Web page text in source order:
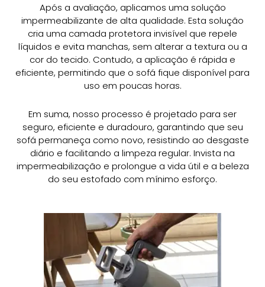
Após a avaliação, aplicamos uma solução
impermeabilizante de alta qualidade. Esta solução
cria uma camada protetora invisível que repele
líquidos e evita manchas, sem alterar a textura ou a
cor do tecido. Contudo, a aplicação é rápida e
eficiente, permitindo que o sofá fique disponível para
uso em poucas horas.
Em suma, nosso processo é projetado para ser
seguro, eficiente e duradouro, garantindo que seu
sofá permaneça como novo, resistindo ao desgaste
diário e facilitando a limpeza regular. Invista na
impermeabilização e prolongue a vida útil e a beleza
do seu estofado com mínimo esforço.